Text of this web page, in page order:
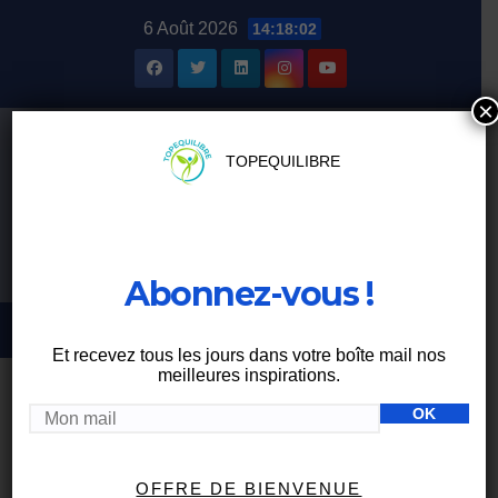
6 Août 2026 14:18:03
TOPEQUILIBRE
Abonnez-vous !
Et recevez tous les jours dans votre boîte mail nos
meilleures inspirations.
OFFRE DE BIENVENUE
×